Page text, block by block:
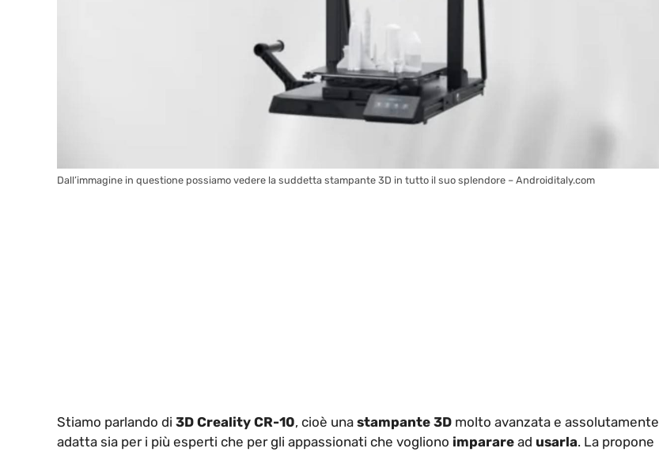
Dall’immagine in questione possiamo vedere la suddetta stampante 3D in tutto il suo splendore – Androiditaly.com
Stiamo parlando di 3D Creality CR-10, cioè una stampante 3D molto avanzata e assolutamente
adatta sia per i più esperti che per gli appassionati che vogliono imparare ad usarla. La propone